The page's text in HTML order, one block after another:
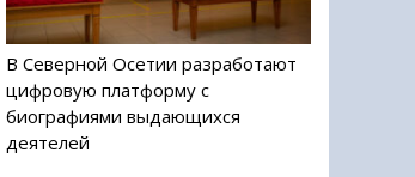
В Северной Осетии разработают
цифровую платформу с
биографиями выдающихся
деятелей